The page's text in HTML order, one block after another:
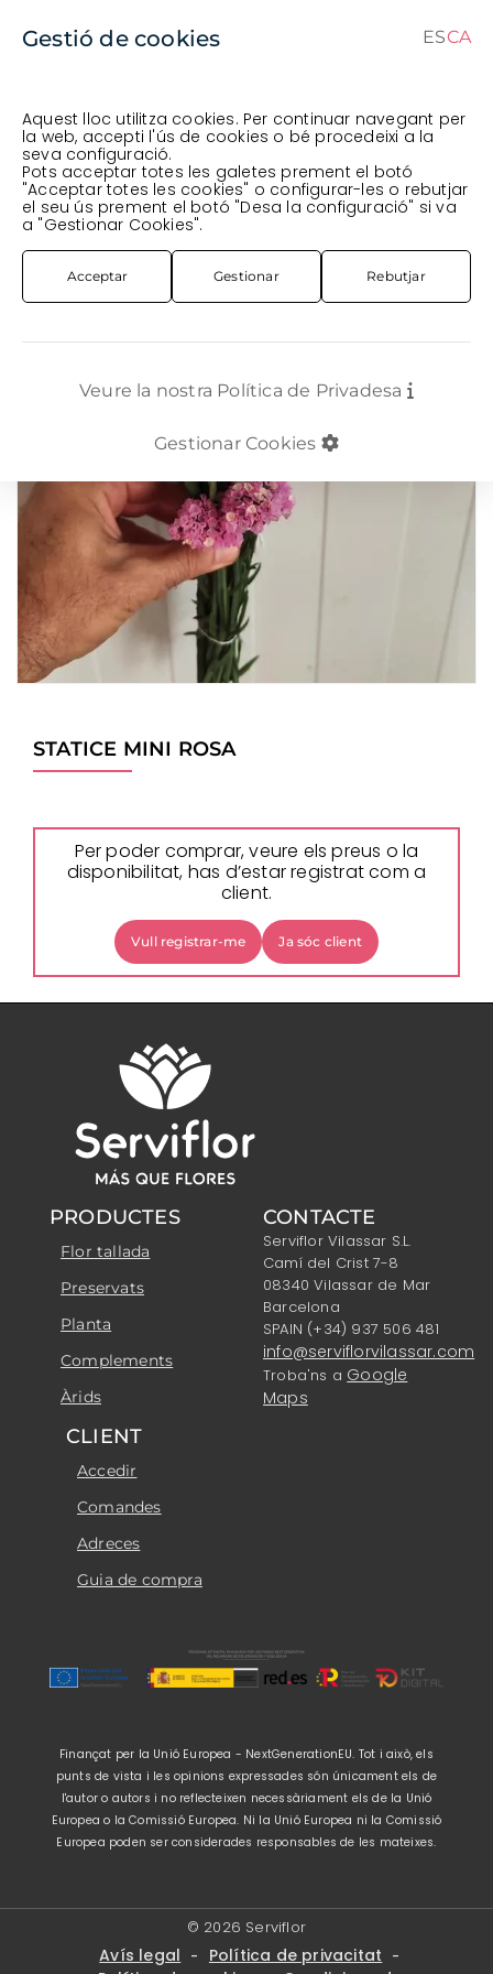
CAES
Comanda en curs (prevista per al) · Transportista
Veure comanda
FLOR TALLADA STATICE / LIMONIUM STATICE MINI ROSA
STATICE MINI ROSA
Per poder comprar, veure els preus o la
disponibilitat, has d’estar registrat com a
client.
Vull registrar-me Ja sóc client
Gestió de cookies ESCA
Aquest lloc utilitza cookies. Per continuar navegant per
la web, accepti l'ús de cookies o bé procedeixi a la
seva configuració.
Pots acceptar totes les galetes prement el botó
"Acceptar totes les cookies" o configurar-les o rebutjar
el seu ús prement el botó "Desa la configuració" si va
a "Gestionar Cookies".
Acceptar Gestionar Rebutjar
Veure la nostra Política de Privadesa
Gestionar Cookies
PRODUCTES
Flor tallada
Preservats
Planta
Complements
Àrids
CONTACTE
Serviflor Vilassar S.L.
Camí del Crist 7-8
08340 Vilassar de Mar
Barcelona
SPAIN (+34) 937 506 481
info@serviflorvilassar.com
Troba'ns a Google
Maps
CLIENT
Accedir
Comandes
Adreces
Guia de compra
Finançat per la Unió Europea - NextGenerationEU. Tot i això, els
punts de vista i les opinions expressades són únicament els de
l'autor o autors i no reflecteixen necessàriament els de la Unió
Europea o la Comissió Europea. Ni la Unió Europea ni la Comissió
Europea poden ser considerades responsables de les mateixes.
© 2026 Serviflor
Avís legal - Política de privacitat -